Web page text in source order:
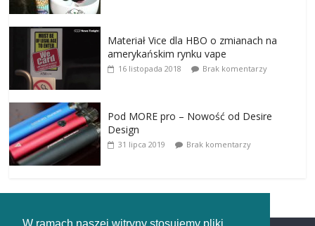
Materiał Vice dla HBO o zmianach na
amerykańskim rynku vape
16 listopada 2018 Brak komentarzy
Pod MORE pro – Nowość od Desire
Design
31 lipca 2019 Brak komentarzy